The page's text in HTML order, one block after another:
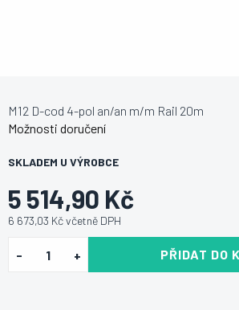
5 514,90 Kč
6 673,03 Kč včetně DPH
SKLADEM U VÝROBCE
Možnosti doručení
PŘIDAT DO
M12 D-cod 4-pol an/an m/m Rail 20m